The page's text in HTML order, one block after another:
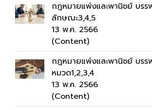
กฎหมายแพ่งและพานิชย์ บรร
ลักษณะ3,4,5
13 พ.ค. 2566
(Content)
กฎหมายแพ่งและพานิชย์ บร
หมวด1,2,3,4
13 พ.ค. 2566
(Content)